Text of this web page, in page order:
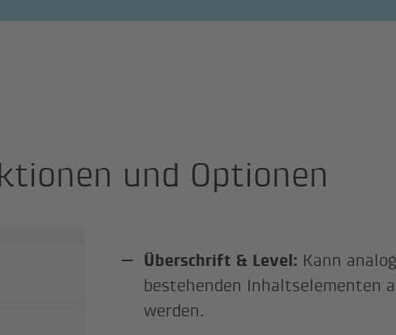
und Optionen
Überschrift & Level: Kann
bestehenden Inhaltselementen
werden.